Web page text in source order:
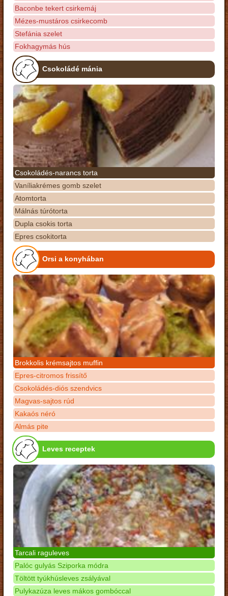
Baconbe tekert csirkemáj
Mézes-mustáros csirkecomb
Stefánia szelet
Fokhagymás hús
Csokoládé mánia
Csokoládés-narancs torta
Vaníliakrémes gomb szelet
Atomtorta
Málnás túrótorta
Dupla csokis torta
Epres csokitorta
Orsi a konyhában
Brokkolis krémsajtos muffin
Epres-citromos frissítő
Csokoládés-diós szendvics
Magvas-sajtos rúd
Kakaós néró
Almás pite
Leves receptek
Tarcali raguleves
Palóc gulyás Sziporka módra
Töltött tyúkhúsleves zsályával
Pulykazúza leves mákos gombóccal